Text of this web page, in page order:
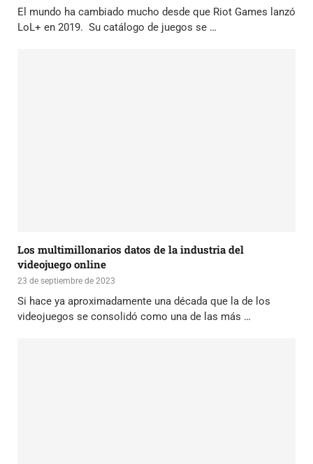
El mundo ha cambiado mucho desde que Riot Games lanzó
LoL+ en 2019. Su catálogo de juegos se …
Los multimillonarios datos de la industria del
videojuego online
23 de septiembre de 2023
Si hace ya aproximadamente una década que la de los
videojuegos se consolidó como una de las más …